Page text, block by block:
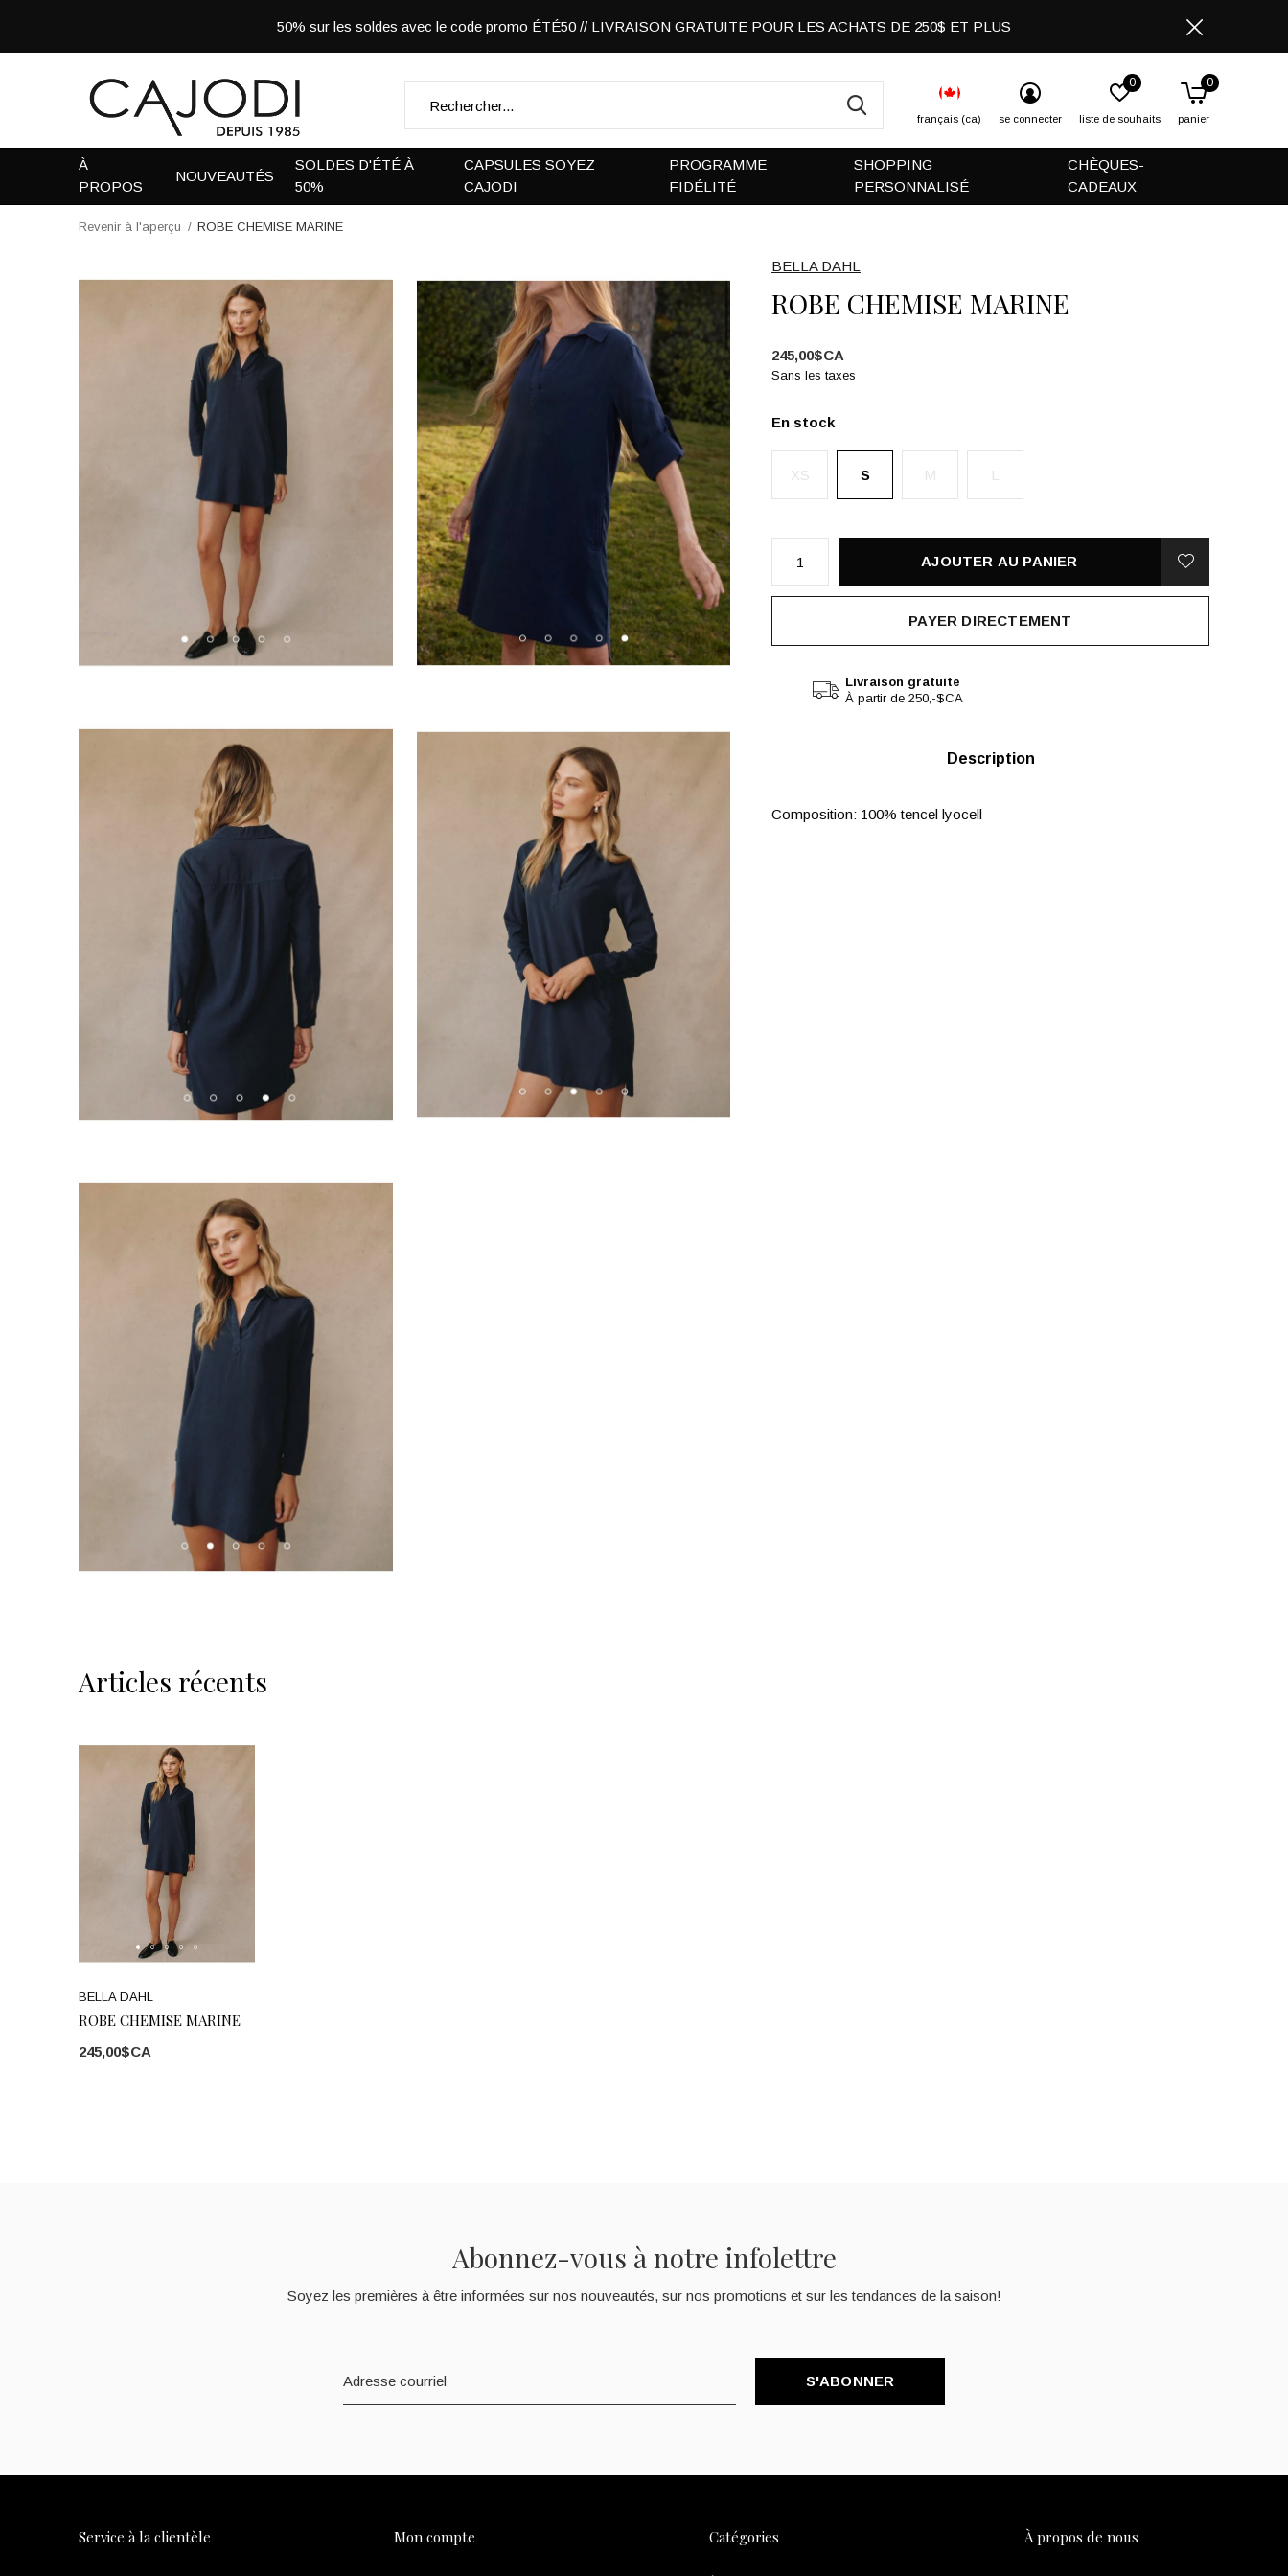
À
PROPOS
NOUVEAUTÉS
SOLDES D'ÉTÉ À
50%
CAPSULES SOYEZ
CAJODI
PROGRAMME
FIDÉLITÉ
SHOPPING
PERSONNALISÉ
CHÈQUES-
CADEAUX
français (ca) se connecter liste de souhaits
0
panier
0
50% sur les soldes avec le code promo ÉTÉ50 // LIVRAISON GRATUITE POUR LES ACHATS DE 250$ ET PLUS
Revenir à l'aperçu ROBE CHEMISE MARINE
BELLA DAHL
ROBE CHEMISE MARINE
245,00$CA
Sans les taxes
En stock
XS S M L
AJOUTER AU PANIER
PAYER DIRECTEMENT
Livraison gratuite
À partir de 250,-$CA
Description
Composition: 100% tencel lyocell
Articles récents
BELLA DAHL
ROBE CHEMISE MARINE
245,00$CA
Abonnez-vous à notre infolettre
Soyez les premières à être informées sur nos nouveautés, sur nos promotions et sur les tendances de la saison!
S'ABONNER
Service à la clientèle Mon compte Catégories À propos de nous